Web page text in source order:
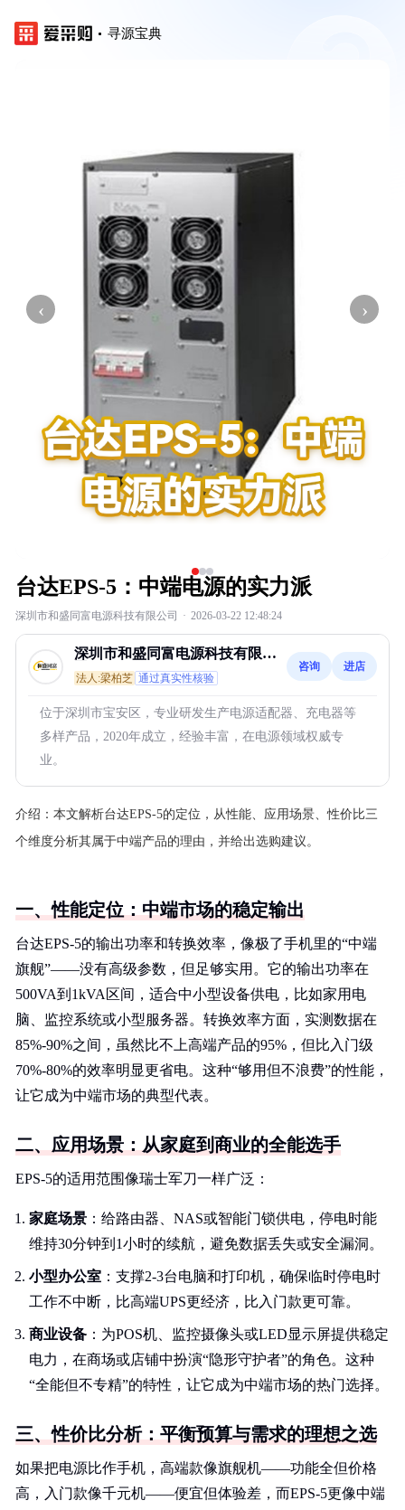
寻源宝典
‹ ›
台达EPS-5：中端电源的实力派
深圳市和盛同富电源科技有限公司 · 2026-03-22 12:48:24
深圳市和盛同富电源科技有限公
司
法人:梁柏芝 通过真实性核验
咨询 进店
位于深圳市宝安区，专业研发生产电源适配器、充电器等
多样产品，2020年成立，经验丰富，在电源领域权威专
业。
介绍： 本文解析台达EPS-5的定位，从性能、应用场景、性价比三
个维度分析其属于中端产品的理由，并给出选购建议。
一、性能定位：中端市场的稳定输出
台达EPS-5的输出功率和转换效率，像极了手机里的“中端
旗舰”——没有高级参数，但足够实用。它的输出功率在
500VA到1kVA区间，适合中小型设备供电，比如家用电
脑、监控系统或小型服务器。转换效率方面，实测数据在
85%-90%之间，虽然比不上高端产品的95%，但比入门级
70%-80%的效率明显更省电。这种“够用但不浪费”的性能，
让它成为中端市场的典型代表。
二、应用场景：从家庭到商业的全能选手
EPS-5的适用范围像瑞士军刀一样广泛：
家庭场景 ：给路由器、NAS或智能门锁供电，停电时能
维持30分钟到1小时的续航，避免数据丢失或安全漏洞。
小型办公室 ：支撑2-3台电脑和打印机，确保临时停电时
工作不中断，比高端UPS更经济，比入门款更可靠。
商业设备 ：为POS机、监控摄像头或LED显示屏提供稳定
电力，在商场或店铺中扮演“隐形守护者”的角色。这种
“全能但不专精”的特性，让它成为中端市场的热门选择。
三、性价比分析：平衡预算与需求的理想之选
如果把电源比作手机，高端款像旗舰机——功能全但价格
高，入门款像千元机——便宜但体验差，而EPS-5更像中端